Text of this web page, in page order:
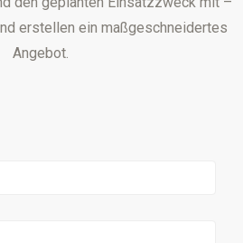
erstellen ein maßgeschneidertes
Angebot.